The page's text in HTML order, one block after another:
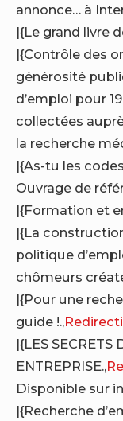
annonce… à
|{Le grand livre
|{Contrôle des
générosité
d’emploi pour
collectées
la recherche
|{As-tu les
Ouvrage de
|{Formation et
|{La
politique
chômeurs
|{Pour une
guide !.,
|{LES SECRETS
ENTREPRISE.,
Disponible sur
|{Recherche